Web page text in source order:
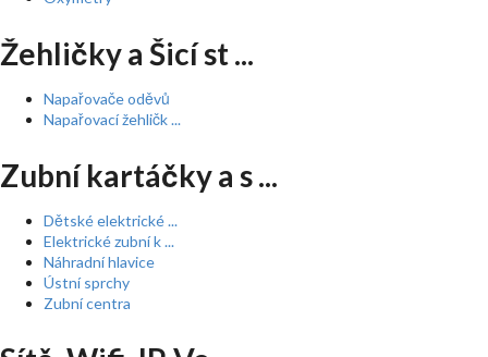
Žehličky a Šicí st ...
Napařovače oděvů
Napařovací žehličk ...
Zubní kartáčky a s ...
Dětské elektrické ...
Elektrické zubní k ...
Náhradní hlavice
Ústní sprchy
Zubní centra